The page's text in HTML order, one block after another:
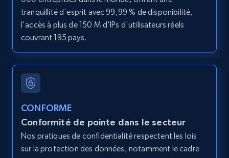
11.3K+ 1.5K+ Essai gratuit
LinkedIn posts - Discover user's articles by
URL
URL, ID, User id, Use url, Title, Headline, Post
text, Date posted, and more.
11.3K+ 1.5K+ Essai gratuit
tranquillité d'esprit avec 99,99 % de disponibilité,
l'accès à plus de 150 M d'IPs d'utilisateurs réels
couvrant 195 pays.
CONFORME
Conformité de pointe dans le secteur
Nos pratiques de confidentialité respectent les lois
sur la protection des données, notamment le cadre